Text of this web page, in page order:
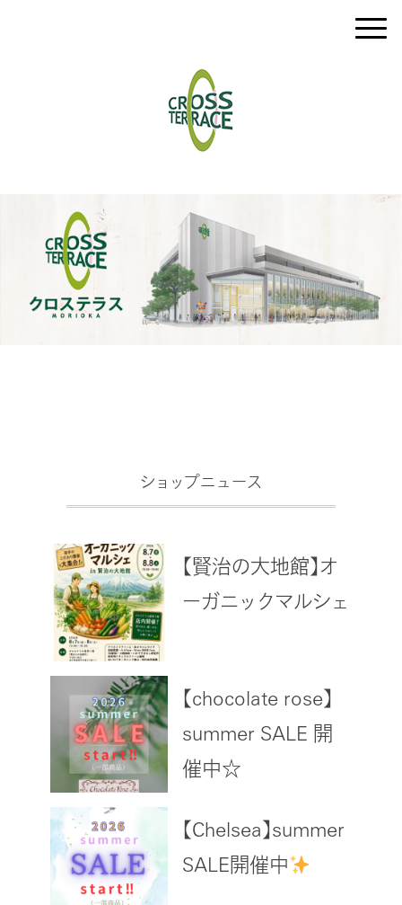
ショップニュース
【賢治の大地館】オ
ーガニックマルシェ
【chocolate rose】
summer SALE 開
催中☆
【Chelsea】summer
SALE開催中